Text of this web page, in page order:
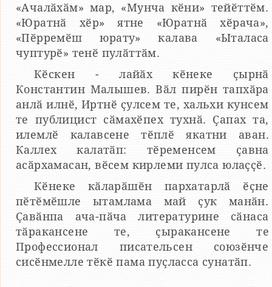
«Ачалӑхӑм» мар, «Мунча кӗни» тейӗттӗм.
«Юратнӑ хӗр» ятне «Юратнӑ хӗрача»,
«Пӗрремӗш юрату» калава «Ыталаса
чуптурӗ» тенӗ пулӑттӑм.
Кӗскен - лайӑх кӗнеке ҫырнӑ
Константин Малышев. Вӑл пирӗн тапхӑра
анлӑ илнӗ, Иртнӗ ҫулсем те, хальхи кунсем
те публицист сӑмахӗпех тухнӑ. Ҫапах та,
илемлӗ калавсене тӗплӗ якатни аван.
Каллех калатӑп: тӗременсем ҫавна
асӑрхамасан, вӗсем кирлеми пулса юлаҫҫӗ.
Кӗнеке кӑларӑшӗн пархатарлӑ ӗҫне
пӗтӗмӗшле ытамлама май ҫук манӑн.
Ҫавӑнпа ача-пӑча литературине сӑнаса
тӑракансене те, ҫыракансене те
Профессионал писательсен союзӗнче
сисӗнмелле тӗкӗ пама пуҫласса сунатӑп.